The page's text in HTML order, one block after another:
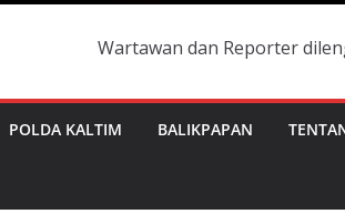
Wartawan dan Reporter dilengkapi
POLDA KALTIM BALIKPAPAN